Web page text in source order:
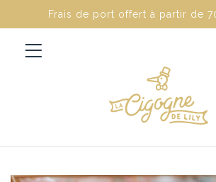
Frais de port offert à partir de